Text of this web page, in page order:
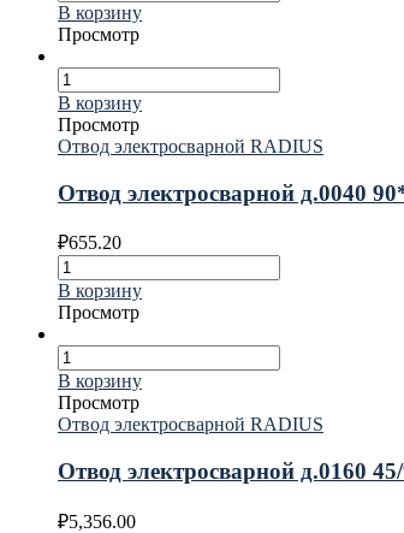
В корзину
Просмотр
В корзину
Просмотр
Отвод электросварной RADIUS
Отвод электросварной д.0040
₽655.20
В корзину
Просмотр
В корзину
Просмотр
Отвод электросварной RADIUS
Отвод электросварной д.0160
₽5,356.00